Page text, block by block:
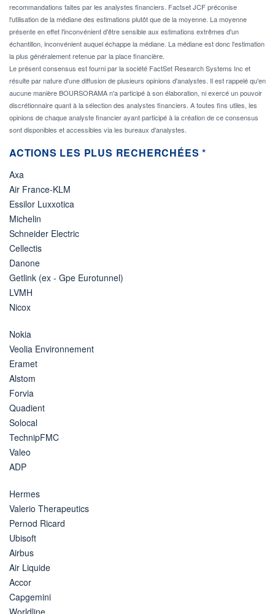
recommandations faites par les analystes financiers. Factset JCF préconise
l'utilisation de la médiane des estimations plutôt que de la moyenne. La moyenne
présente en effet l'inconvénient d'être sensible aux estimations extrêmes d'un
échantillon, inconvénient auquel échappe la médiane. La médiane est donc l'estimation
la plus généralement retenue par la place financière.
Le présent consensus est fourni par la société FactSet Research Systems Inc et
résulte par nature d'une diffusion de plusieurs opinions d'analystes. Il est rappelé qu'en
aucune manière BOURSORAMA n'a participé à son élaboration, ni exercé un pouvoir
discrétionnaire quant à la sélection des analystes financiers. A toutes fins utiles, les
opinions de chaque analyste financier ayant participé à la création de ce consensus
sont disponibles et accessibles via les bureaux d'analystes.
ACTIONS LES PLUS RECHERCHÉES *
Axa
Air France-KLM
Essilor Luxxotica
Michelin
Schneider Electric
Cellectis
Danone
Getlink (ex - Gpe Eurotunnel)
LVMH
Nicox
Nokia
Veolia Environnement
Eramet
Alstom
Forvia
Quadient
Solocal
TechnipFMC
Valeo
ADP
Hermes
Valerio Therapeutics
Pernod Ricard
Ubisoft
Airbus
Air Liquide
Accor
Capgemini
Worldline